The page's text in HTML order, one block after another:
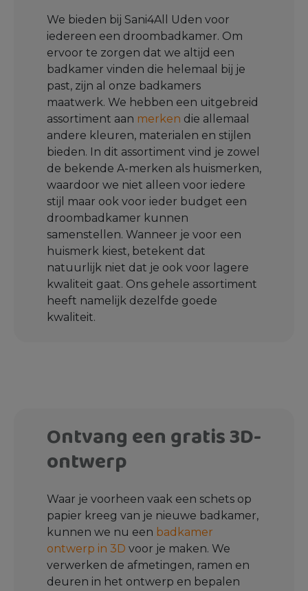
We bieden bij Sani4All Uden voor
iedereen een droombadkamer. Om
ervoor te zorgen dat we altijd een
badkamer vinden die helemaal bij je
past, zijn al onze badkamers
maatwerk. We hebben een uitgebreid
assortiment aan merken die allemaal
andere kleuren, materialen en stijlen
bieden. In dit assortiment vind je zowel
de bekende A-merken als huismerken,
waardoor we niet alleen voor iedere
stijl maar ook voor ieder budget een
droombadkamer kunnen
samenstellen. Wanneer je voor een
huismerk kiest, betekent dat
natuurlijk niet dat je ook voor lagere
kwaliteit gaat. Ons gehele assortiment
heeft namelijk dezelfde goede
kwaliteit.
Ontvang een gratis 3D-
ontwerp
Waar je voorheen vaak een schets op
papier kreeg van je nieuwe badkamer,
kunnen we nu een badkamer
ontwerp in 3D voor je maken. We
verwerken de afmetingen, ramen en
deuren in het ontwerp en bepalen